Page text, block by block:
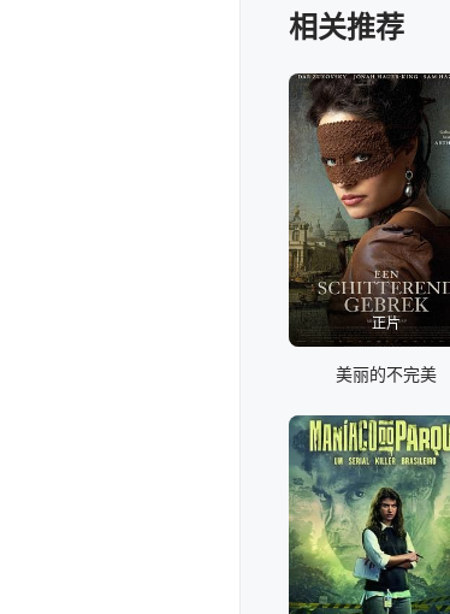
簿。在这些
相关推荐
正片
美丽的不完美